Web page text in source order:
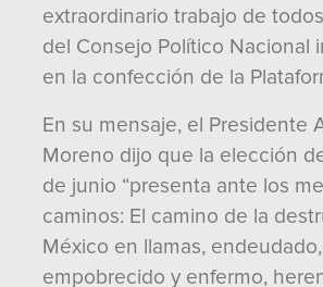
extraordinario trabajo de
del Consejo Político Nacional
en la confección de la
En su mensaje, el Presidente
Moreno dijo que la elección
de junio “presenta ante los
caminos: El camino de la
México en llamas, endeudado,
empobrecido y enfermo,